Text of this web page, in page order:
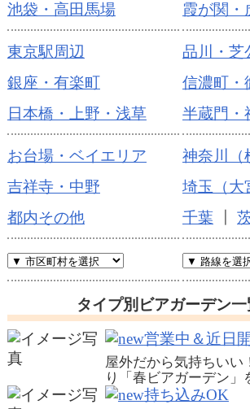
池袋・高田馬場
霞が関・
東京駅周辺
銀座・有楽町
日本橋・上野・浅草
品川・芝
信濃町・
半蔵門・
お台場・ベイエリア
吉祥寺・中野
都内その他
神奈川（
埼玉（大
千葉
タイプ別ビアガーデン一
営業中＆近日
屋外だから気持ちいい
り「春ビアガーデン」
持ち込みOK